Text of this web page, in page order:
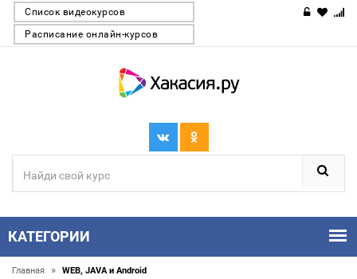
Список видеокурсов
Расписание онлайн-курсов
КАТЕГОРИИ
Главная » WEB, JAVA и Android